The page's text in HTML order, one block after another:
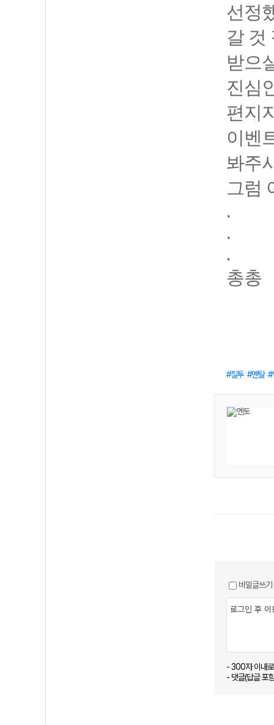
선정
갈 것
받으
진심
편지
이벤
봐주
그럼
.
.
.
총총
질투 멘탈
비밀글쓰기
- 300자 이내
- 댓글(답글 포